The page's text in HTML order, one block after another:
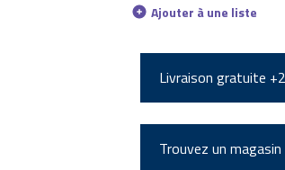
Ajouter à une liste
Livraison gratuite
Trouvez un magasin